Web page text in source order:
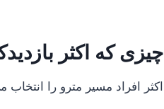
چیزی که اکثر
اکثر افراد مسیر مترو را